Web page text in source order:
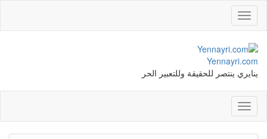
Toggle
navigation
Yennayri.com
ينايري ينتصر للحقيقة وللتعبير الحر
Toggle
navigation